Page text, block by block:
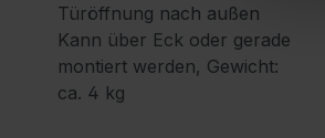
Türöffnung nach außen
Kann über Eck oder gerade
montiert werden, Gewicht:
ca. 4 kg